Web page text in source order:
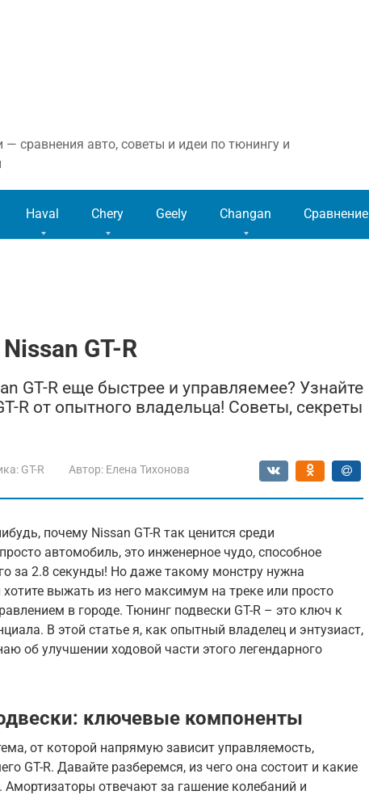
сравнения авто, советы и идеи по тюнингу и
Haval Chery Geely Changan Сравнение
GT-R
GT-R еще быстрее и управляемее? Узнайте
R от опытного владельца! Советы, секреты
GT-R Автор: Елена Тихонова
почему Nissan GT-R так ценится среди
автомобиль, это инженерное чудо, способное
за 2.8 секунды! Но даже такому монстру нужна
выжать из него максимум на треке или просто
в городе. Тюнинг подвески GT-R – это ключ к
В этой статье я, как опытный владелец и энтузиаст,
об улучшении ходовой части этого легендарного
ключевые компоненты
от которой напрямую зависит управляемость,
GT-R. Давайте разберемся, из чего она состоит и какие
отвечают за гашение колебаний и